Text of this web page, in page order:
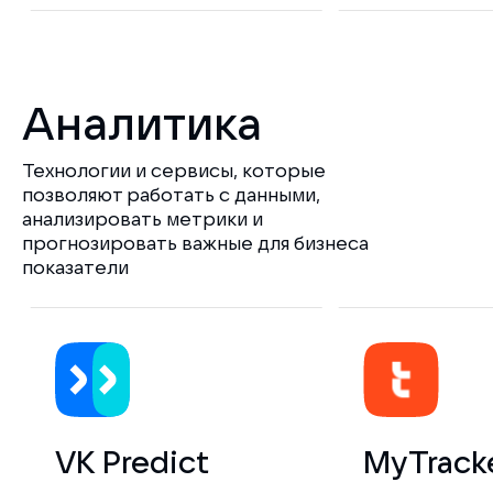
Аналитика
Технологии и сервисы, которые
позволяют работать с данными,
анализировать метрики и
прогнозировать важные для бизнеса
показатели
VK Predict